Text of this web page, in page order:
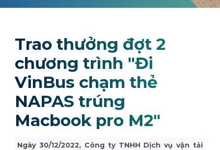
Trao thưởng đợt 2
chương trình "Đi
VinBus chạm thẻ
NAPAS trúng
Macbook pro M2"
Ngày 30/12/2022, Công ty TNHH Dịch vụ vận tải